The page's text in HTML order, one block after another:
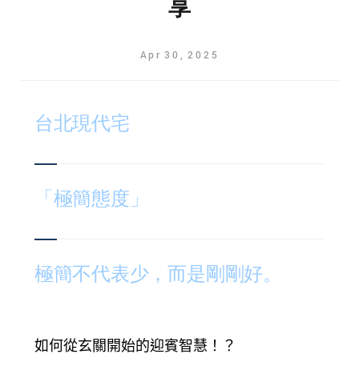
享
Apr 30 2025
台北現代宅
「極簡態度」
極簡不代表少，而是剛剛好。
如何從玄關開始的迎賓智慧！？
登入會員
快速連結
會員資料管理
查看我的最愛
加入 JARVIS VIP